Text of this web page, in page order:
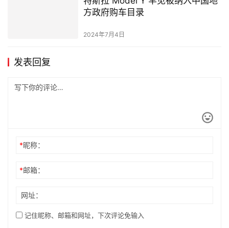
方政府购车目录
2024年7月4日
发表回复
*昵称：
*邮箱：
网址：
记住昵称、邮箱和网址，下次评论免输入